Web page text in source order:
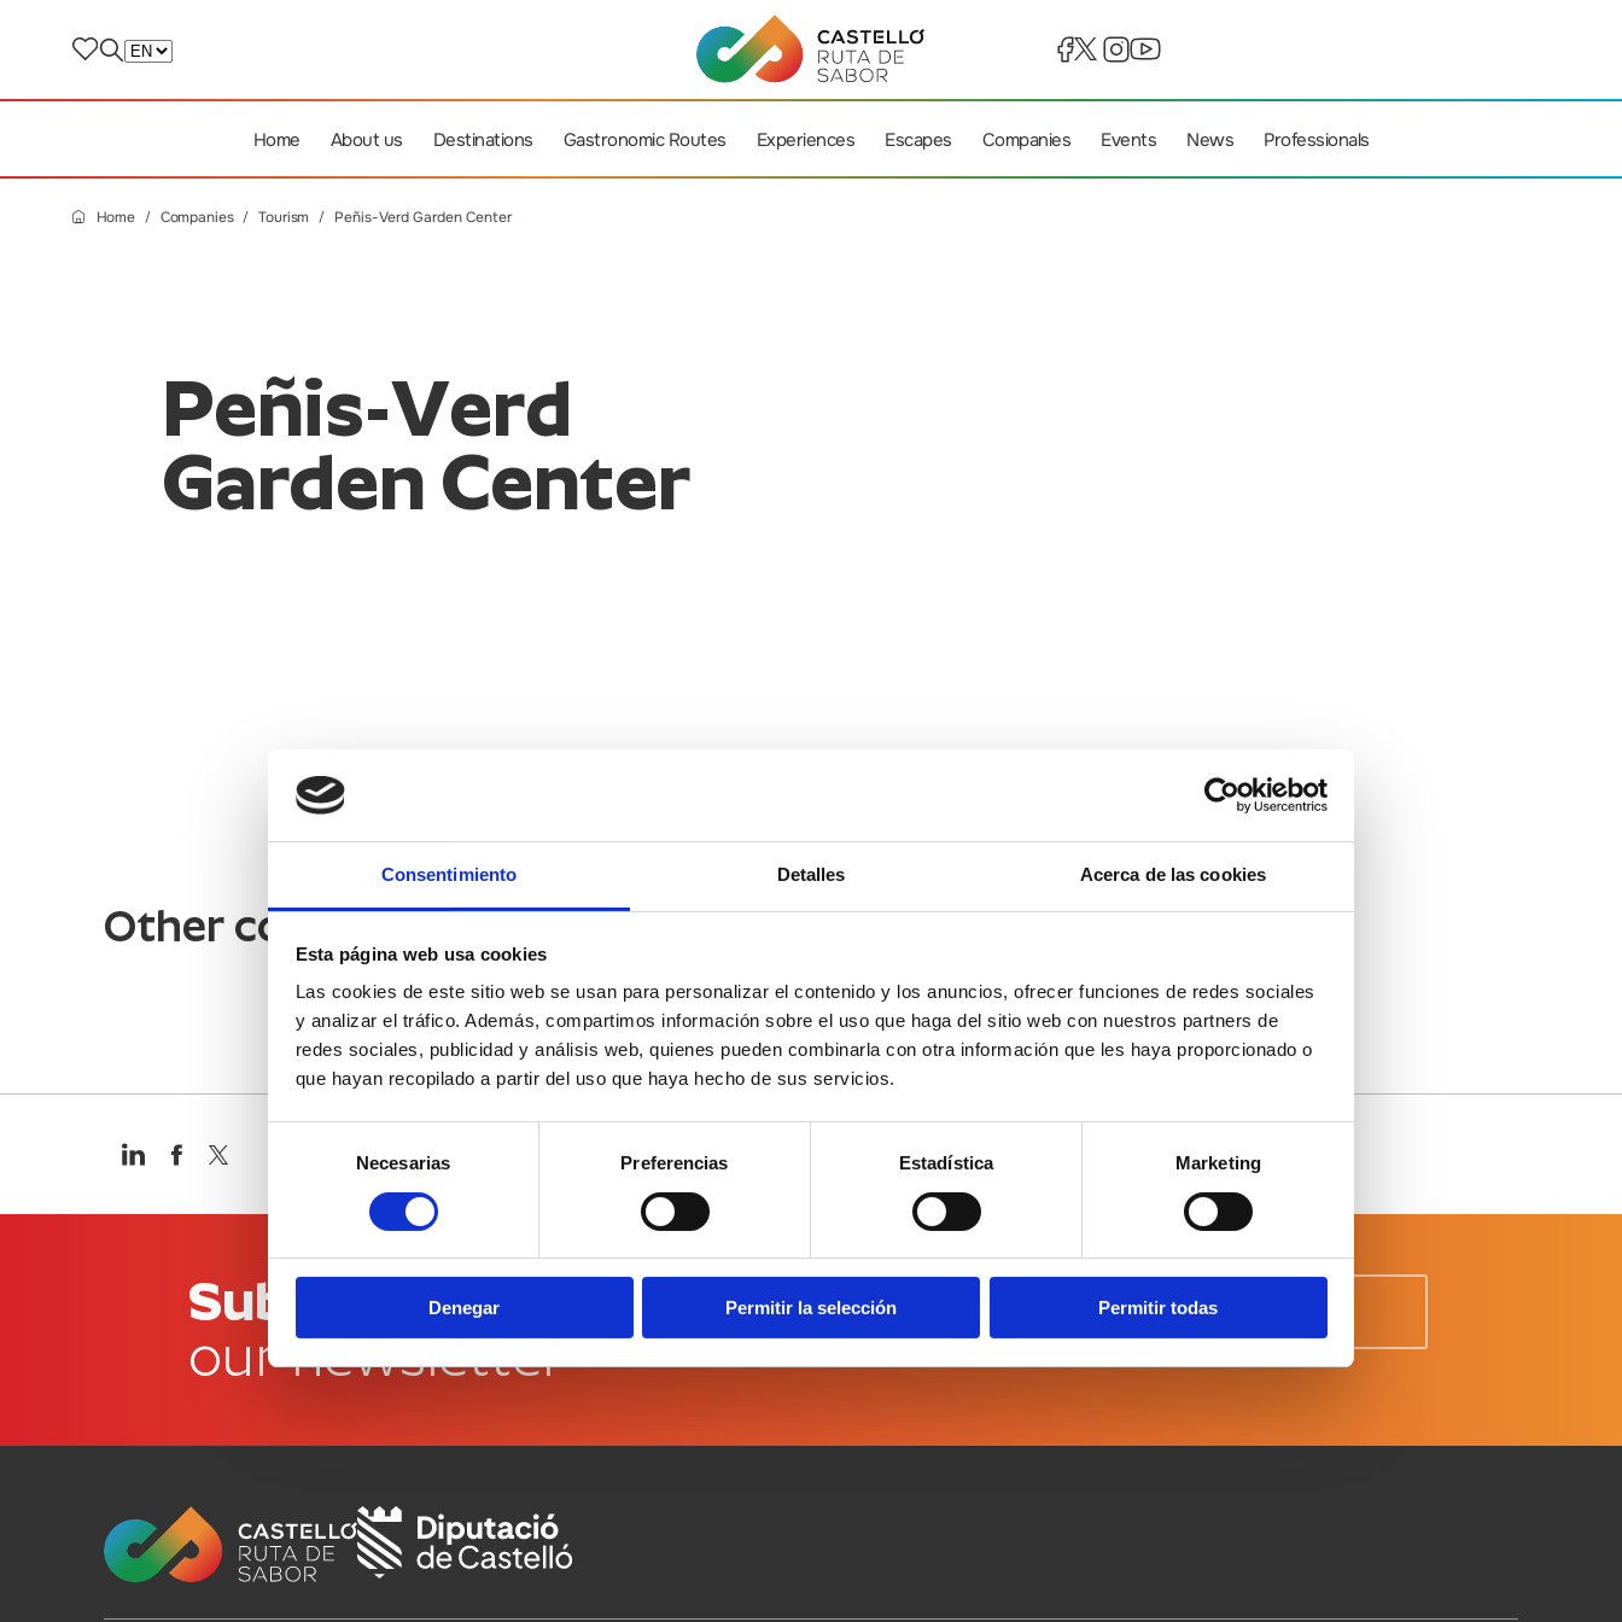
Consentimiento Detalles Acerca de las cookies
Esta página web usa cookies
Las cookies de este sitio web se usan para personalizar el contenido y los anuncios, ofrecer funciones de redes sociales
y analizar el tráfico. Además, compartimos información sobre el uso que haga del sitio web con nuestros partners de
redes sociales, publicidad y análisis web, quienes pueden combinarla con otra información que les haya proporcionado o
que hayan recopilado a partir del uso que haya hecho de sus servicios.
consentimiento
Necesarias Preferencias Estadística Marketing
Denegar Permitir la selección Permitir todas
Home About us Destinations Gastronomic Routes Experiences Escapes Companies Events News Professionals
Home Companies Tourism Peñis-Verd Garden Center
Peñis-Verd
Garden Center
Other companies of interest
Subscribe to
our newsletter